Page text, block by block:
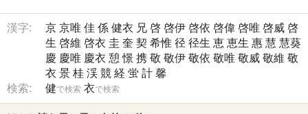
漢字: 京 京唯 佳 係 健衣 兄 啓 啓伊 啓依 啓偉 啓唯 啓威 啓
生 啓維 啓衣 圭 奎 契 希惟 径 径生 恵 恵生 惠 慧 慧葵
慶 慶唯 慶衣 憩 憬 携 敬 敬伊 敬依 敬唯 敬威 敬維 敬
衣 景 桂 渓 競 経 蛍 計 馨
検索:
健で検索 衣で検索